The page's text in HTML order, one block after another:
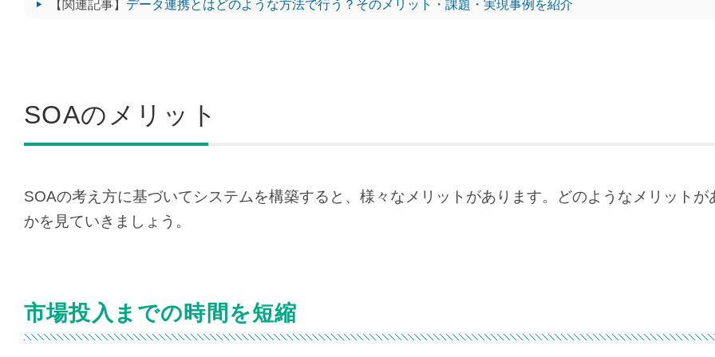
【関連記事】 データ連携とはどのような方法で行う？そのメリット・課題・実現事例を紹介
SOAのメリット
SOAの考え方に基づいてシステムを構築すると、様々なメリットがあります。どのようなメリットが
かを見ていきましょう。
市場投入までの時間を短縮